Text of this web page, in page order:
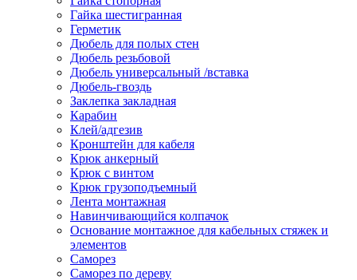
Гайка шестигранная
Герметик
Дюбель для полых стен
Дюбель резьбовой
Дюбель универсальный /вставка
Дюбель-гвоздь
Заклепка закладная
Карабин
Клей/адгезив
Кронштейн для кабеля
Крюк анкерный
Крюк с винтом
Крюк грузоподъемный
Лента монтажная
Навинчивающийся колпачок
Основание монтажное для кабельных стяжек и
элементов
Саморез
Саморез по дереву